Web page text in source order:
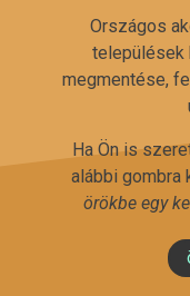
Országos
települések
megmentése,
Ha Ön is
alábbi gombra
örökbe egy